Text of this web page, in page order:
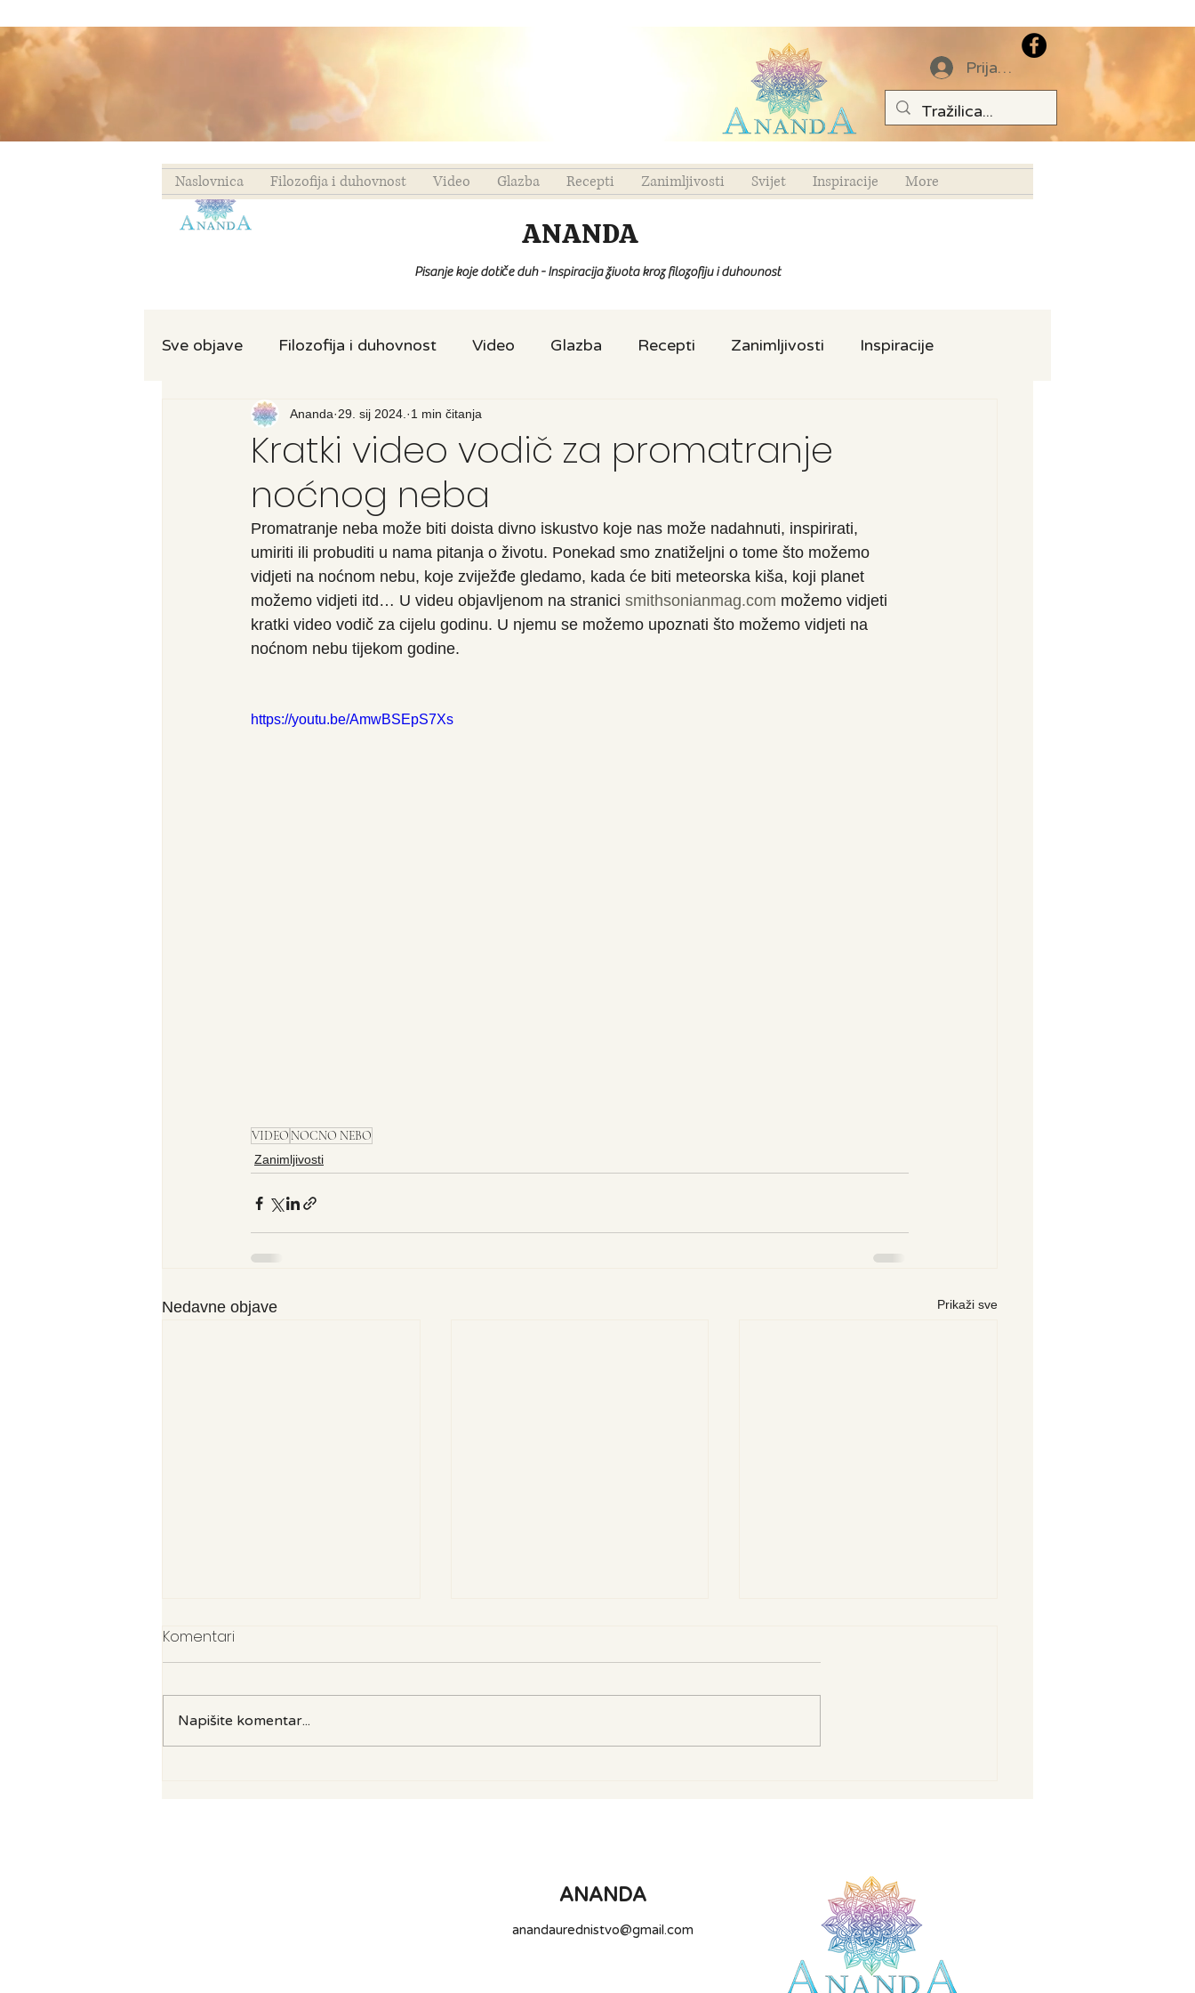
Prijava
Naslovnica Filozofija i duhovnost Video Glazba Recepti Zanimljivosti Svijet Inspiracije More
ANANDA
Pisanje koje dotiče duh - Inspiracija života kroz filozofiju i duhovnost
Sve objave Filozofija i duhovnost Video Glazba Recepti Zanimljivosti Inspiracije
Recenzija knjige Svijet
Kratki video vodič za promatranje
noćnog neba
Ananda 29. sij 2024. 1 min čitanja
Promatranje neba može biti doista divno iskustvo koje nas može nadahnuti, inspirirati,
umiriti ili probuditi u nama pitanja o životu. Ponekad smo znatiželjni o tome što možemo
vidjeti na noćnom nebu, koje zviježđe gledamo, kada će biti meteorska kiša, koji planet
možemo vidjeti itd… U videu objavljenom na stranici smithsonianmag.com možemo vidjeti
kratki video vodič za cijelu godinu. U njemu se možemo upoznati što možemo vidjeti na
noćnom nebu tijekom godine.
https://youtu.be/AmwBSEpS7Xs
VIDEO NOCNO NEBO
Zanimljivosti
Nedavne objave Prikaži sve
Komentari
Napišite komentar...
ANANDA
anandaurednistvo@gmail.com